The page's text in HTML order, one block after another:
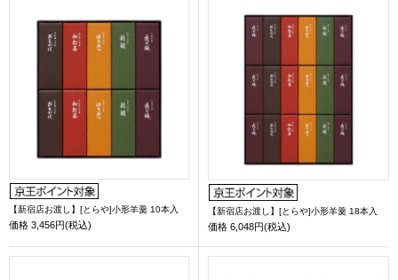
【新宿店お渡し】[とらや]小形羊羹 10本入
価格 3,456円(税込)
【新宿店お渡し】[とらや]小形羊羹 18本入
価格 6,048円(税込)